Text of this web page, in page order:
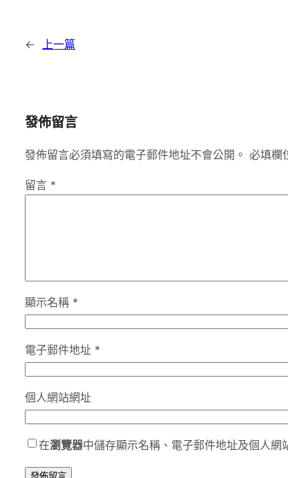
← 上一篇
發佈留言
發佈留言必須填寫的電子郵件地址不會公開。 必填欄
留言 *
顯示名稱 *
電子郵件地址 *
個人網站網址
在瀏覽器中儲存顯示名稱、電子郵件地址及個人網